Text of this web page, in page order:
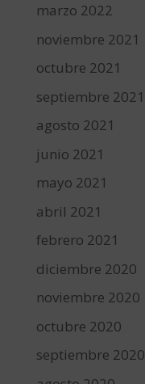
marzo 2022
noviembre 2021
octubre 2021
septiembre 2021
agosto 2021
junio 2021
mayo 2021
abril 2021
febrero 2021
diciembre 2020
noviembre 2020
octubre 2020
septiembre 2020